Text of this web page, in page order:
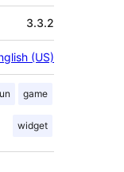
3.3.2
(US)
game
widget